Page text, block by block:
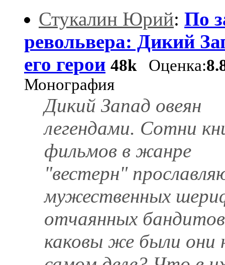
Стукалин Юрий: По
револьвера: Дикий
его герои 48k Оценка:
Монография
Дикий Запад овеян
легендами. Сотни
фильмов в жанре
"вестерн"
мужественных
отчаянных
каковы же были они